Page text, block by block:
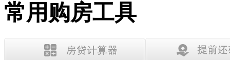
常用购房工具